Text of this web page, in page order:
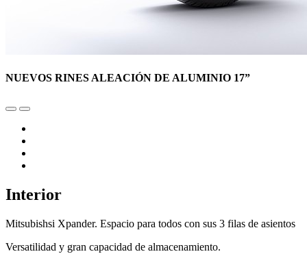
NUEVOS RINES ALEACIÓN DE ALUMINIO 17”
Interior
Mitsubishsi Xpander. Espacio para todos con sus 3 filas de asientos
Versatilidad y gran capacidad de almacenamiento.